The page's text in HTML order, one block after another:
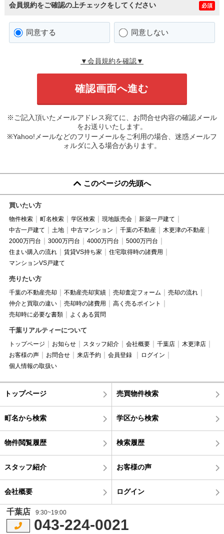
会員規約をご確認の上チェックをしてください 必須
同意する 同意しない
▼会員規約を確認▼
※ご記入頂いたメールアドレス宛てに、お問合せ内容の確認メール
をお送りいたします。
※Yahoo!メールなどのフリーメールをご利用の場合、迷惑メールフ
ォルダに入る場合があります。
このページの先頭へ
買いたい方
物件検索 町名検索 学区検索 現地販売会
新築一戸建て
中古一戸建て
土地 中古マンション 千葉の不動産
木更津の不動産
2000万円台
3000万円台 4000万円台
5000万円台
住まい購入の流れ
賃貸VS持ち家
住宅取得時の諸費用
マンションVS戸建て
売りたい方
千葉の不動産売却 不動産売却実績 売却査定フォーム
売却の流れ
仲介と買取の違い
売却時の諸費用
高く売るポイント
売却時に必要な書類
よくある質問
千葉リアルティーについて
トップページ お知らせ スタッフ紹介 会社概要 千葉店
木更津店
お客様の声
お問合せ 来店予約 会員登録
ログイン
個人情報の取扱い
トップページ 売買物件検索
町名から検索 学区から検索
物件閲覧履歴 検索履歴
スタッフ紹介 お客様の声
会社概要 ログイン
千葉店 9:30~19:00
043-224-0021